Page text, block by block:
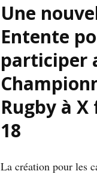
Une
Entente
participer
Rugby à
18
La création pour les